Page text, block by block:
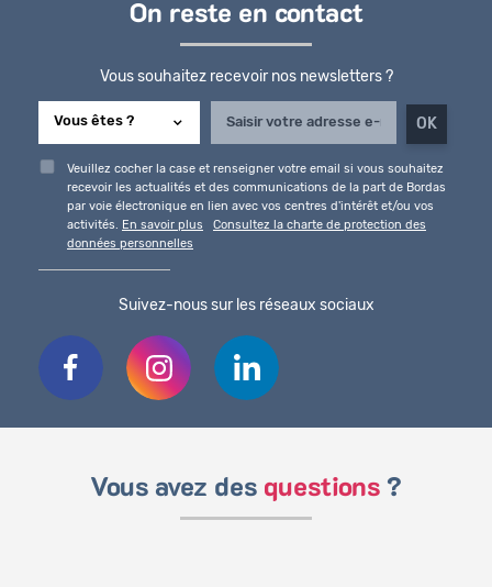
On reste en contact
Vous souhaitez recevoir nos newsletters ?
Veuillez cocher la case et renseigner votre email si vous souhaitez
recevoir les actualités et des communications de la part de Bordas
par voie électronique en lien avec vos centres d'intérêt et/ou vos
activités. En savoir plus
Consultez la charte de protection des
données personnelles
Suivez-nous sur les réseaux sociaux
Vous avez des questions ?